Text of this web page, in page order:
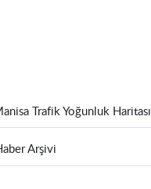
Trafik Yoğunluk Haritası
Arşivi